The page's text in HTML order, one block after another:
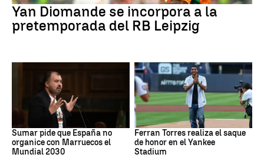
Yan Diomande se incorpora a la
pretemporada del RB Leipzig
Sumar pide que España no
organice con Marruecos el
Mundial 2030
MLB
Ferran Torres realiza el saque
de honor en el Yankee
Stadium